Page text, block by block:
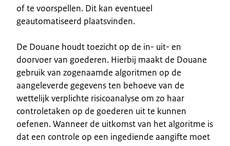
of te voorspellen. Dit kan eventueel
geautomatiseerd plaatsvinden.
De Douane houdt toezicht op de in- uit- en
doorvoer van goederen. Hierbij maakt de Douane
gebruik van zogenaamde algoritmen op de
aangeleverde gegevens ten behoeve van de
wettelijk verplichte risicoanalyse om zo haar
controletaken op de goederen uit te kunnen
oefenen. Wanneer de uitkomst van het algoritme is
dat een controle op een ingediende aangifte moet